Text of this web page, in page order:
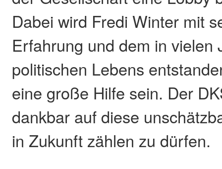
Dabei wird Fredi Winter mit
Erfahrung und dem in vielen
politischen Lebens
eine große Hilfe sein. Der
dankbar auf diese
in Zukunft zählen zu dürfen.